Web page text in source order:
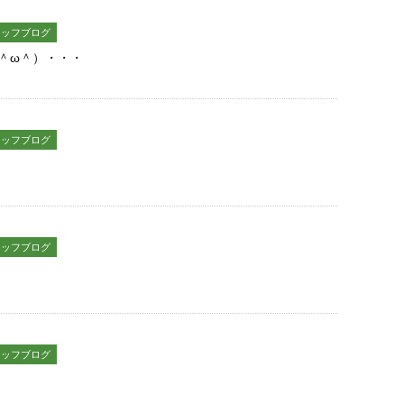
フブログ
ω＾）・・・
フブログ
フブログ
フブログ